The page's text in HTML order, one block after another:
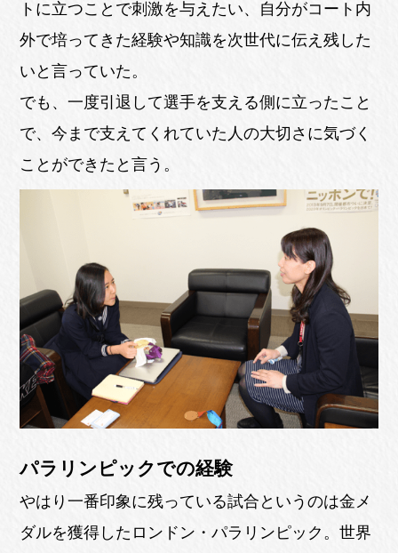
トに立つことで刺激を与えたい、自分がコート内
外で培ってきた経験や知識を次世代に伝え残した
いと言っていた。
でも、一度引退して選手を支える側に立ったこと
で、今まで支えてくれていた人の大切さに気づく
ことができたと言う。
パラリンピックでの経験
やはり一番印象に残っている試合というのは金メ
ダルを獲得したロンドン・パラリンピック。世界